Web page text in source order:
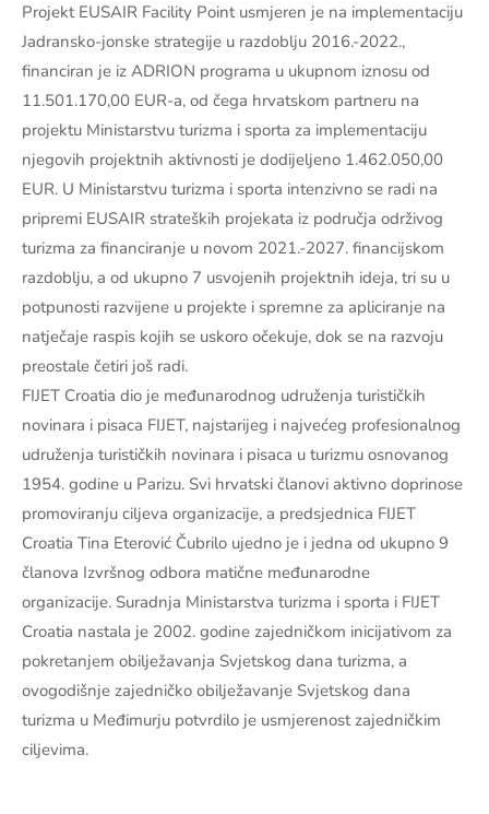
Projekt EUSAIR Facility Point usmjeren je na implementaciju
Jadransko-jonske strategije u razdoblju 2016.-2022.,
financiran je iz ADRION programa u ukupnom iznosu od
11.501.170,00 EUR-a, od čega hrvatskom partneru na
projektu Ministarstvu turizma i sporta za implementaciju
njegovih projektnih aktivnosti je dodijeljeno 1.462.050,00
EUR. U Ministarstvu turizma i sporta intenzivno se radi na
pripremi EUSAIR strateških projekata iz područja održivog
turizma za financiranje u novom 2021.-2027. financijskom
razdoblju, a od ukupno 7 usvojenih projektnih ideja, tri su u
potpunosti razvijene u projekte i spremne za apliciranje na
natječaje raspis kojih se uskoro očekuje, dok se na razvoju
preostale četiri još radi.
FIJET Croatia dio je međunarodnog udruženja turističkih
novinara i pisaca FIJET, najstarijeg i najvećeg profesionalnog
udruženja turističkih novinara i pisaca u turizmu osnovanog
1954. godine u Parizu. Svi hrvatski članovi aktivno doprinose
promoviranju ciljeva organizacije, a predsjednica FIJET
Croatia Tina Eterović Čubrilo ujedno je i jedna od ukupno 9
članova Izvršnog odbora matične međunarodne
organizacije. Suradnja Ministarstva turizma i sporta i FIJET
Croatia nastala je 2002. godine zajedničkom inicijativom za
pokretanjem obilježavanja Svjetskog dana turizma, a
ovogodišnje zajedničko obilježavanje Svjetskog dana
turizma u Međimurju potvrdilo je usmjerenost zajedničkim
ciljevima.